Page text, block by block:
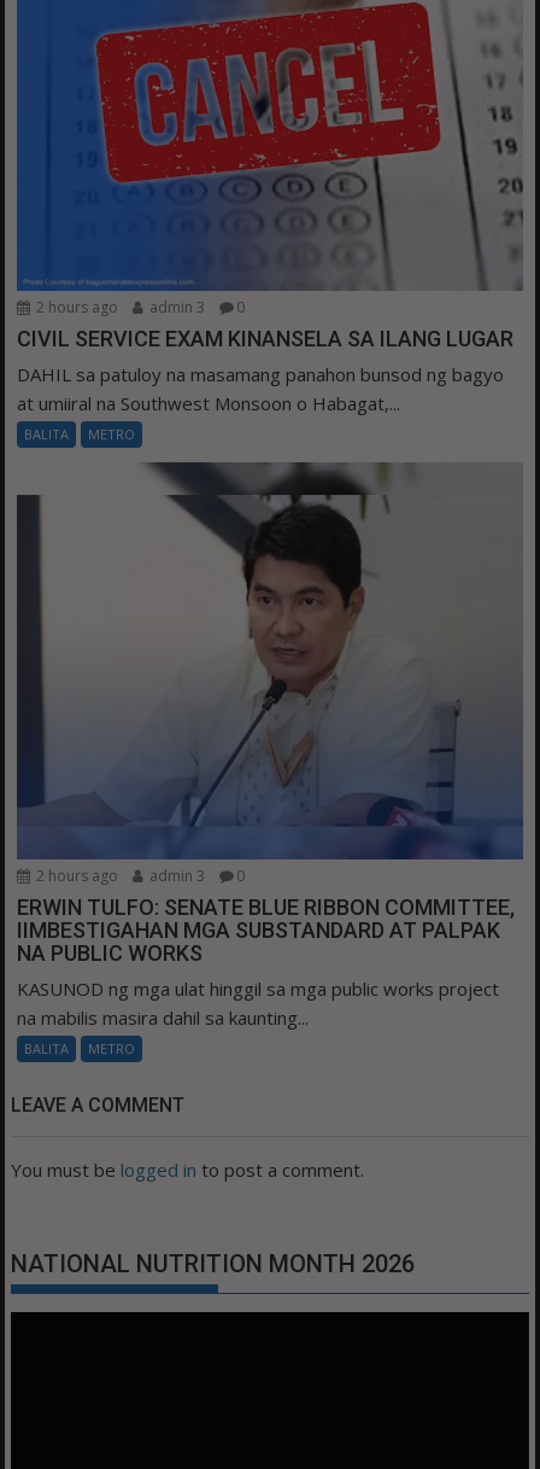
2 hours ago admin 3 0
CIVIL SERVICE EXAM KINANSELA SA ILANG LUGAR
DAHIL sa patuloy na masamang panahon bunsod ng bagyo
at umiiral na Southwest Monsoon o Habagat,...
BALITA METRO
2 hours ago admin 3 0
ERWIN TULFO: SENATE BLUE RIBBON COMMITTEE,
IIMBESTIGAHAN MGA SUBSTANDARD AT PALPAK
NA PUBLIC WORKS
KASUNOD ng mga ulat hinggil sa mga public works project
na mabilis masira dahil sa kaunting...
BALITA METRO
LEAVE A COMMENT
You must be logged in to post a comment.
NATIONAL NUTRITION MONTH 2026